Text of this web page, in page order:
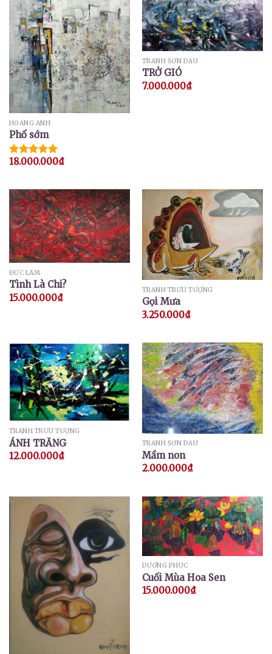
HOÀNG ANH
Phố sớm
Được xếp
18.000.000₫
TRANH SƠN DẦU
TRỞ GIÓ
7.000.000₫
ĐỨC LÂM
Tình Là Chi?
15.000.000₫
TRANH TRỪU TƯỢNG
Gọi Mưa
3.250.000₫
TRANH TRỪU TƯỢNG
ÁNH TRĂNG
12.000.000₫
TRANH SƠN DẦU
Mầm non
2.000.000₫
DƯƠNG PHÚC
Cuối Mùa Hoa Sen
15.000.000₫